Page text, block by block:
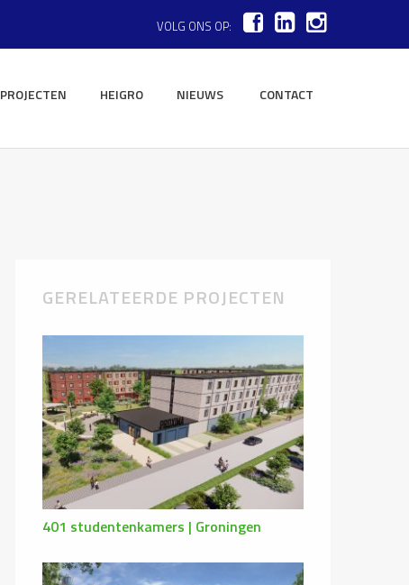
VOLG ONS OP:
PROJECTEN HEIGRO NIEUWS CONTACT
GERELATEERDE PROJECTEN
401 studentenkamers | Groningen